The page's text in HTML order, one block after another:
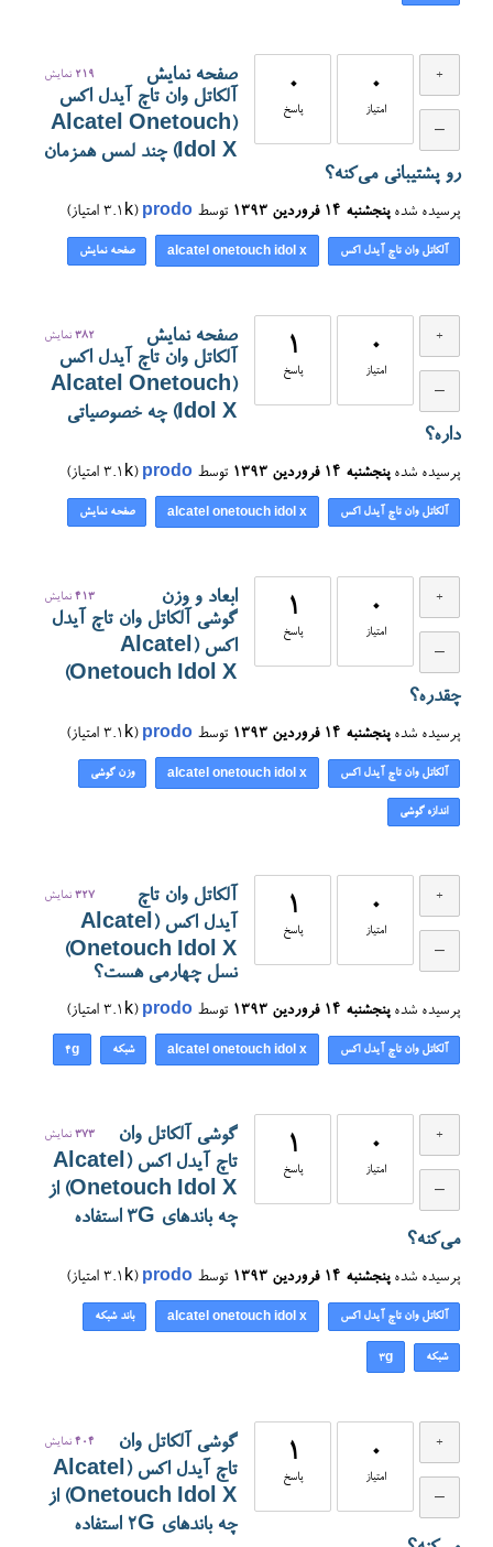
0
امتیاز
0
پاسخ
219 نمایش
صفحه نمایش
آلکاتل وان تاچ آیدل اکس
(Alcatel Onetouch
Idol X) چند لمس همزمان
رو پشتیبانی می‌کنه؟
پرسیده شده پنجشنبه ۱۴ فروردین ۱۳۹۳ توسط prodo
(
3.1k امتیاز)
آلکاتل وان تاچ آیدل اکس alcatel onetouch idol x صفحه نمایش
0
امتیاز
1
پاسخ
382 نمایش
صفحه نمایش
آلکاتل وان تاچ آیدل اکس
(Alcatel Onetouch
Idol X) چه خصوصیاتی
داره؟
پرسیده شده پنجشنبه ۱۴ فروردین ۱۳۹۳ توسط prodo
(
3.1k امتیاز)
آلکاتل وان تاچ آیدل اکس alcatel onetouch idol x صفحه نمایش
0
امتیاز
1
پاسخ
413 نمایش
ابعاد و وزن
گوشی آلکاتل وان تاچ آیدل
اکس (Alcatel
Onetouch Idol X)
چقدره؟
پرسیده شده پنجشنبه ۱۴ فروردین ۱۳۹۳ توسط prodo
(
3.1k امتیاز)
آلکاتل وان تاچ آیدل اکس alcatel onetouch idol x وزن گوشی
اندازه گوشی
0
امتیاز
1
پاسخ
327 نمایش
آلکاتل وان تاچ
آیدل اکس (Alcatel
Onetouch Idol X)
نسل چهارمی هست؟
پرسیده شده پنجشنبه ۱۴ فروردین ۱۳۹۳ توسط prodo
(
3.1k امتیاز)
آلکاتل وان تاچ آیدل اکس alcatel onetouch idol x شبکه 4g
0
امتیاز
1
پاسخ
373 نمایش
گوشی آلکاتل وان
تاچ آیدل اکس (Alcatel
Onetouch Idol X) از
چه باندهای 3G استفاده
می‌کنه؟
پرسیده شده پنجشنبه ۱۴ فروردین ۱۳۹۳ توسط prodo
(
3.1k امتیاز)
آلکاتل وان تاچ آیدل اکس alcatel onetouch idol x باند شبکه
شبکه 3g
0
امتیاز
1
پاسخ
404 نمایش
گوشی آلکاتل وان
تاچ آیدل اکس (Alcatel
Onetouch Idol X) از
چه باندهای 2G استفاده